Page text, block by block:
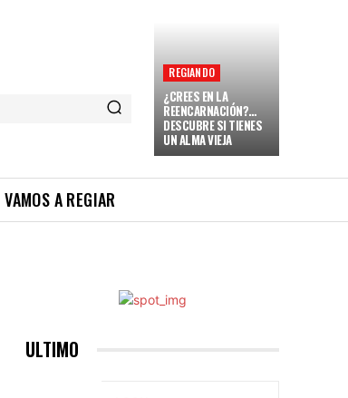
REGIANDO
¿CREES EN LA
REENCARNACIÓN?…
DESCUBRE SI TIENES
UN ALMA VIEJA
VAMOS A REGIAR
ULTIMO